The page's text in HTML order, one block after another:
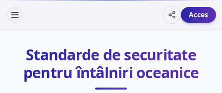
Descriere Acces
Standarde de securitate
pentru întâlniri oceanice